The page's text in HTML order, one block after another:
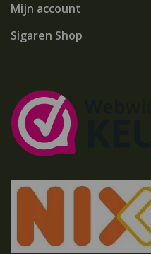
Mijn account
Sigaren Shop